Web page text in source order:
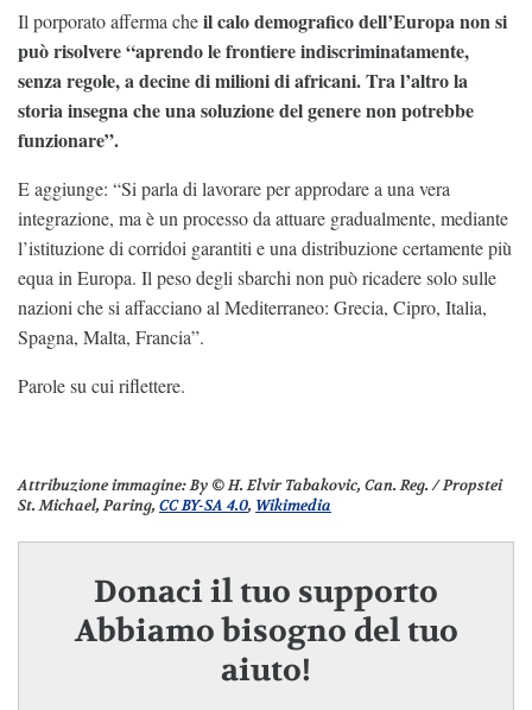
Il porporato afferma cheil calo demografico dell’Europa non si
può risolvere “aprendo le frontiere indiscriminatamente,
senza regole, a decine di milioni di africani. Tra l’altro la
storia insegna che una soluzione del genere non potrebbe
funzionare”.
E aggiunge: “Si parla di lavorare per approdare a una vera
integrazione, ma è un processo da attuare gradualmente, mediante
l’istituzione di corridoi garantiti e una distribuzione certamente più
equa in Europa. Il peso degli sbarchi non può ricadere solo sulle
nazioni che si affacciano al Mediterraneo: Grecia, Cipro, Italia,
Spagna, Malta, Francia”.
Parole su cui riflettere.
Attribuzione immagine: By © H. Elvir Tabakovic, Can. Reg. / Propstei
St. Michael, Paring, CC BY-SA 4.0, Wikimedia
Donaci il tuo supporto
Abbiamo bisogno del tuo
aiuto!